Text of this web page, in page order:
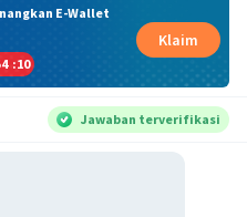
E-Wallet
:09
Klaim
Jawaban terverifikasi